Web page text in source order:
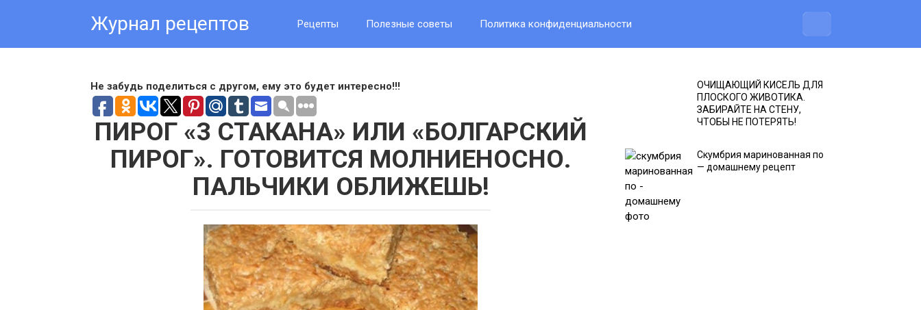
Журнал рецептов Рецепты Полезные советы Политика конфиденциальности
Не забудь поделиться с другом, ему это будет интересно!!!
ПИРОГ «3 СТАКАНА» ИЛИ «БОЛГАРСКИЙ
ПИРОГ». ГОТОВИТСЯ МОЛНИЕНОСНО.
ПАЛЬЧИКИ ОБЛИЖЕШЬ!
ОЧИЩАЮЩИЙ КИСЕЛЬ ДЛЯ
ПЛОСКОГО ЖИВОТИКА.
ЗАБИРАЙТЕ НА СТЕНУ,
ЧТОБЫ НЕ ПОТЕРЯТЬ!
Скумбрия маринованная по
— домашнему рецепт